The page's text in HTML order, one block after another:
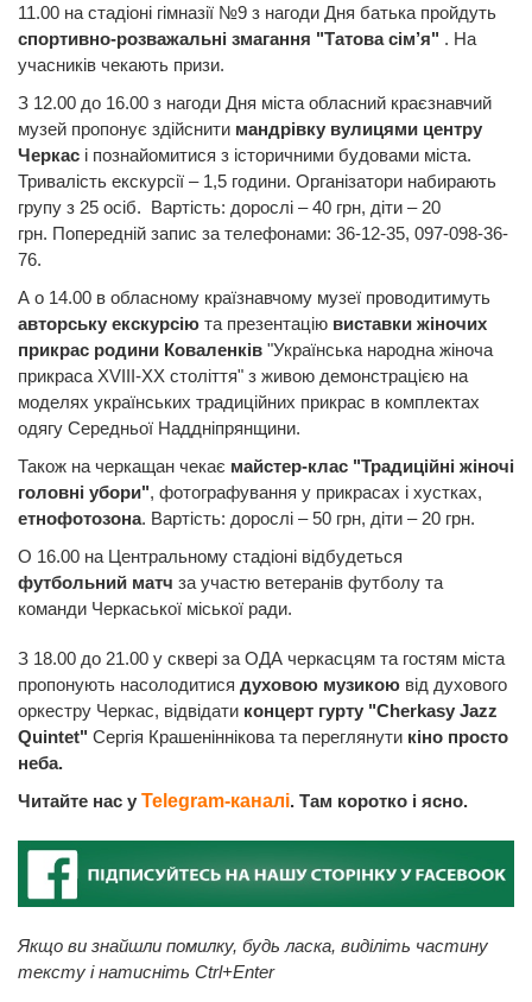
11.00 на стадіоні гімназії №9 з нагоди Дня батька пройдуть
спортивно-розважальні змагання "Татова сім’я" . На
учасників чекають призи.
З 12.00 до 16.00 з нагоди Дня міста обласний краєзнавчий
музей пропонує здійснити мандрівку вулицями центру
Черкас і познайомитися з історичними будовами міста.
Тривалість екскурсії – 1,5 години. Організатори набирають
групу з 25 осіб. Вартість: дорослі – 40 грн, діти – 20
грн. Попередній запис за телефонами: 36-12-35, 097-098-36-
76.
А о 14.00 в обласному країзнавчому музеї проводитимуть
авторську екскурсію та презентацію виставки жіночих
прикрас родини Коваленків "Українська народна жіноча
прикраса XVIII-XX століття" з живою демонстрацією на
моделях українських традиційних прикрас в комплектах
одягу Середньої Наддніпрянщини.
Також на черкащан чекає майстер-клас "Традиційні жіночі
головні убори", фотографування у прикрасах і хустках,
етнофотозона. Вартість: дорослі – 50 грн, діти – 20 грн.
О 16.00 на Центральному стадіоні відбудеться
футбольний матч за участю ветеранів футболу та
команди Черкаської міської ради.
З 18.00 до 21.00 у сквері за ОДА черкасцям та гостям міста
пропонують насолодитися духовою музикою від духового
оркестру Черкас, відвідати концерт гурту "Cherkasy Jazz
Quintet" Сергія Крашеніннікова та переглянути кіно просто
неба.
Читайте нас у Telegram-каналі. Там коротко і ясно.
Якщо ви знайшли помилку, будь ласка, виділіть частину
тексту і натисніть Ctrl+Enter